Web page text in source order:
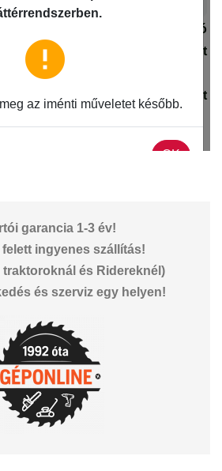
garancia 1-3 év!
felett ingyenes szállítás!
és Ridereknél)
és szerviz egy helyen!